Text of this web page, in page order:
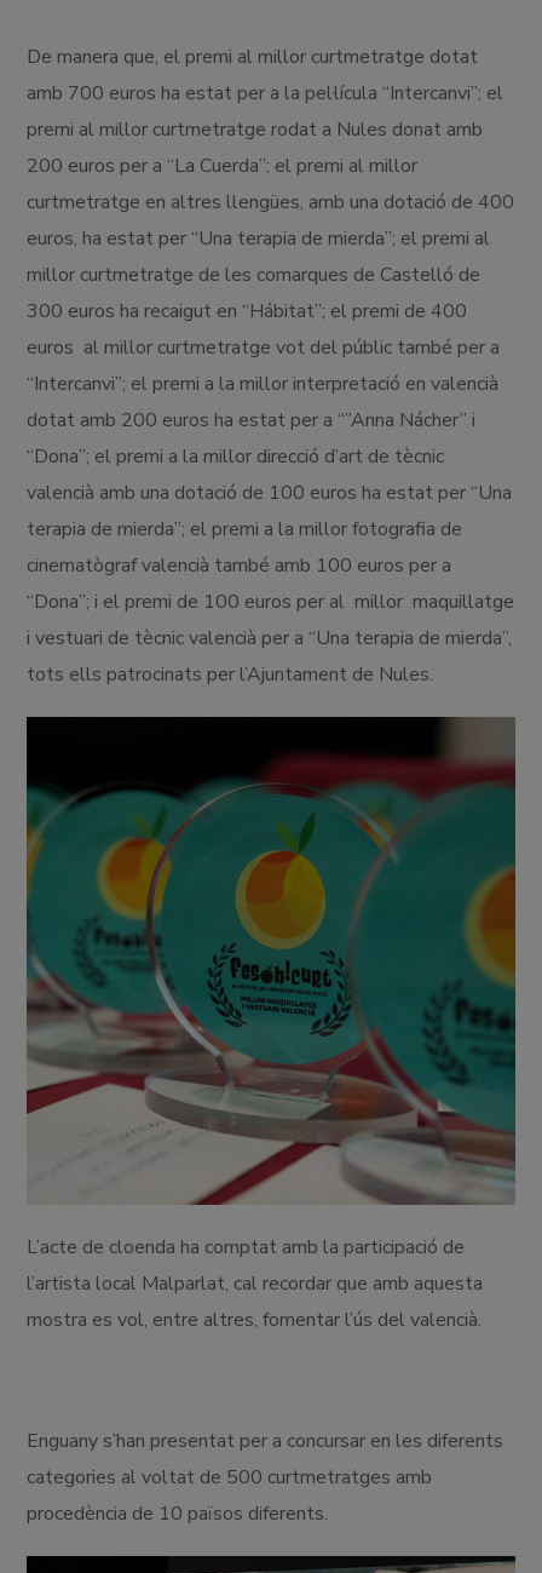
De manera que, el premi al millor curtmetratge dotat
amb 700 euros ha estat per a la pel·lícula “Intercanvi”; el
premi al millor curtmetratge rodat a Nules donat amb
200 euros per a “La Cuerda”; el premi al millor
curtmetratge en altres llengües, amb una dotació de 400
euros, ha estat per “Una terapia de mierda”; el premi al
millor curtmetratge de les comarques de Castelló de
300 euros ha recaigut en “Hábitat”; el premi de 400
euros al millor curtmetratge vot del públic també per a
“Intercanvi”; el premi a la millor interpretació en valencià
dotat amb 200 euros ha estat per a “”Anna Nácher” i
“Dona”; el premi a la millor direcció d’art de tècnic
valencià amb una dotació de 100 euros ha estat per “Una
terapia de mierda”; el premi a la millor fotografia de
cinematògraf valencià també amb 100 euros per a
“Dona”; i el premi de 100 euros per al millor maquillatge
i vestuari de tècnic valencià per a “Una terapia de mierda”,
tots ells patrocinats per l’Ajuntament de Nules.
L’acte de cloenda ha comptat amb la participació de
l’artista local Malparlat, cal recordar que amb aquesta
mostra es vol, entre altres, fomentar l’ús del valencià.
Enguany s’han presentat per a concursar en les diferents
categories al voltat de 500 curtmetratges amb
procedència de 10 països diferents.